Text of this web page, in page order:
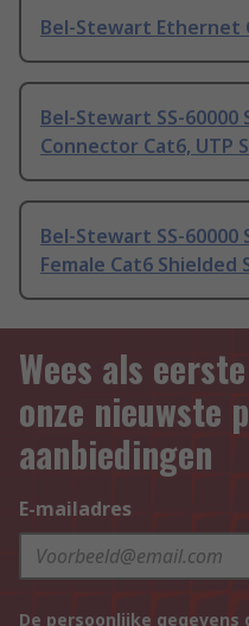
Bel-Stewart Ethernet
Bel-Stewart SS-60000
Connector Cat6, UTP
Bel-Stewart SS-60000
Female Cat6
Wees als
onze nieuwste
aanbiedingen
E-mailadres
De persoonlijke